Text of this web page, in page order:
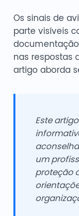
Os sinais de
parte visíveis
nas respostas
artigo aborda
Este
um
proteção